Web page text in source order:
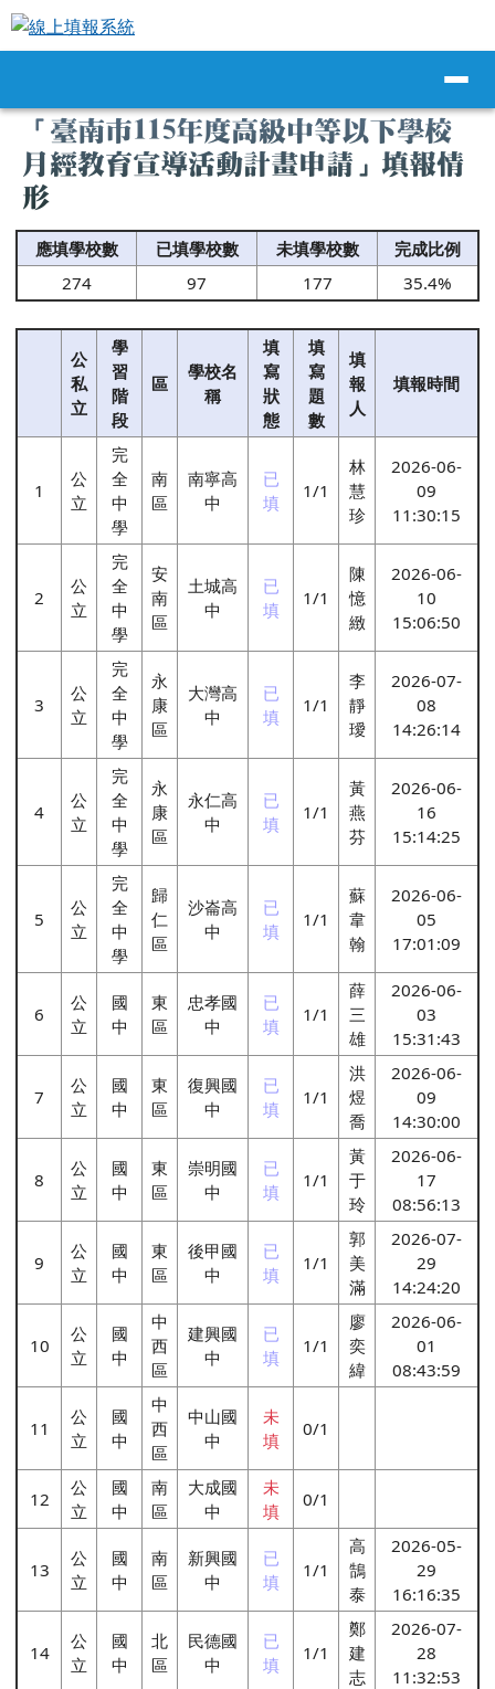
跳至主內容區
線上填報系統
主內容區域
「臺南市115年度高級中等以下學校
月經教育宣導活動計畫申請」填報情
形
應填學校數 已填學校數 未填學校數
完成比例
274
97 177 35.4%
公
私
立
學
習
階
段
區
學校名
稱
填
寫
狀
態
填
寫
題
數
填
報
人
填報時間
1
公
立
完
全
中
學
南
區
南寧高
中
已
填
1/1
林
慧
珍
2026-06-
09
11:30:15
2
公
立
完
全
中
學
安
南
區
土城高
中
已
填
1/1
陳
憶
緻
2026-06-
10
15:06:50
3
公
立
完
全
中
學
永
康
區
大灣高
中
已
填
1/1
李
靜
璦
2026-07-
08
14:26:14
4
公
立
完
全
中
學
永
康
區
永仁高
中
已
填
1/1
黃
燕
芬
2026-06-
16
15:14:25
5
公
立
完
全
中
學
歸
仁
區
沙崙高
中
已
填
1/1
蘇
韋
翰
2026-06-
05
17:01:09
6
公
立
國
中
東
區
忠孝國
中
已
填
1/1
薛
三
雄
2026-06-
03
15:31:43
7
公
立
國
中
東
區
復興國
中
已
填
1/1
洪
煜
喬
2026-06-
09
14:30:00
8
公
立
國
中
東
區
崇明國
中
已
填
1/1
黃
于
玲
2026-06-
17
08:56:13
9
公
立
國
中
東
區
後甲國
中
已
填
1/1
郭
美
滿
2026-07-
29
14:24:20
10
公
立
國
中
中
西
區
建興國
中
已
填
1/1
廖
奕
緯
2026-06-
01
08:43:59
11
公
立
國
中
中
西
區
中山國
中
未
填
0/1
12
公
立
國
中
南
區
大成國
中
未
填
0/1
13
公
立
國
中
南
區
新興國
中
已
填
1/1
高
鵠
泰
2026-05-
29
16:16:35
14
公
立
國
中
北
區
民德國
中
已
填
1/1
鄭
建
志
2026-07-
28
11:32:53
頁尾區域